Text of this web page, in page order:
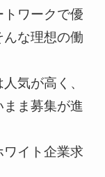
ワークで優
な理想の働
気が高く、
ま募集が進
イト企業求